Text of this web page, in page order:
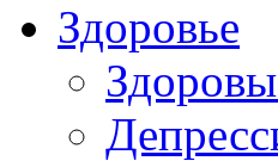
Здоровье